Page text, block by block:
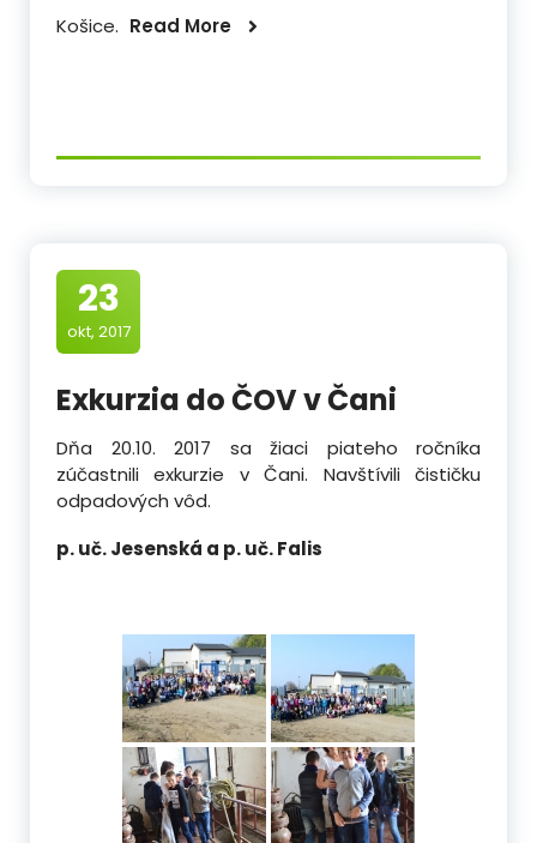
Košice. Read More
23
okt, 2017
Exkurzia do ČOV v Čani
Dňa 20.10. 2017 sa žiaci piateho ročníka
zúčastnili exkurzie v Čani. Navštívili čističku
odpadových vôd.
p. uč. Jesenská a p. uč. Falis